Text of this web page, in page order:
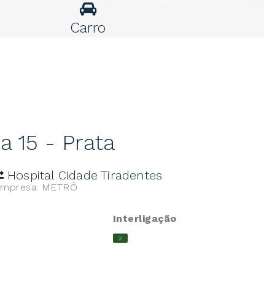
Carro
15 - Prata
Hospital Cidade Tiradentes
METRÔ
Interligação
2